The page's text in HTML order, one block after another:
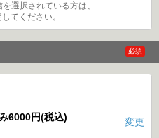
選択されている方は、
てください。
必須
6000円(税込) 変更